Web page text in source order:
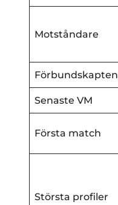
Motståndare
Förbundskapten
Senaste VM
Första match
Största profiler